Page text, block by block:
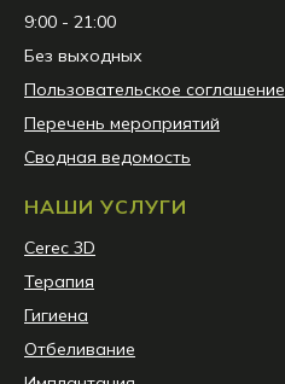
НАШИ УСЛУГИ
Сerec 3D
Терапия
Гигиена
Отбеливание
9:00 - 21:00
Без выходных
Пользовательское соглашение
Перечень мероприятий
Сводная ведомость